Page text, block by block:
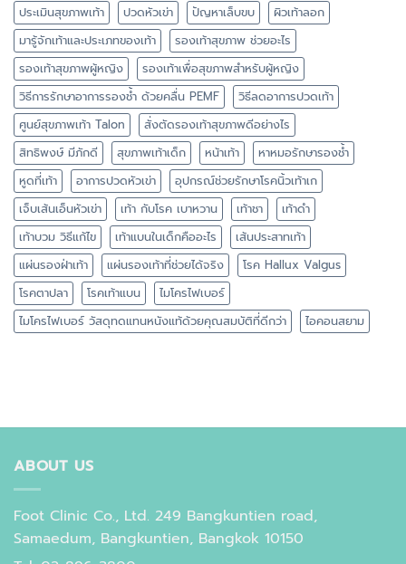
ประเมินสุขภาพเท้า
ปวดหัวเข่า ปัญหาเล็บขบ
ผิวเท้าลอก
มารู้จักเท้าและประเภทของเท้า
รองเท้าสุขภาพ ช่วยอะไร
รองเท้าสุขภาพผู้หญิง
รองเท้าเพื่อสุขภาพสำหรับผู้หญิง
วิธีการรักษาอาการรองช้ำ ด้วยคลื่น PEMF
วิธีลดอาการปวดเท้า
ศูนย์สุขภาพเท้า Talon
สั่งตัดรองเท้าสุขภาพดีอย่างไร
สิทธิพงษ์ มีภักดี
สุขภาพเท้าเด็ก หน้าเท้า
หาหมอรักษารองช้ำ
หูดที่เท้า
อาการปวดหัวเข่า
อุปกรณ์ช่วยรักษาโรคนิ้วเท้าเก
เจ็บเส้นเอ็นหัวเข่า
เท้า กับโรค เบาหวาน เท้าชา
เท้าดำ
เท้าบวม วิธีแก้ไข
เท้าแบนในเด็กคืออะไร
เส้นประสาทเท้า
แผ่นรองฝ่าเท้า
แผ่นรองเท้าที่ช่วยได้จริง
โรค Hallux Valgus
โรคตาปลา
โรคเท้าแบน
ไมโครไฟเบอร์
ไมโครไฟเบอร์ วัสดุทดแทนหนังแท้ด้วยคุณสมบัติที่ดีกว่า
ไอคอนสยาม
ABOUT US
Foot Clinic Co., Ltd. 249 Bangkuntien road,
Samaedum, Bangkuntien, Bangkok 10150